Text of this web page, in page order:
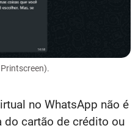
no WhatsApp não é
cartão de crédito ou